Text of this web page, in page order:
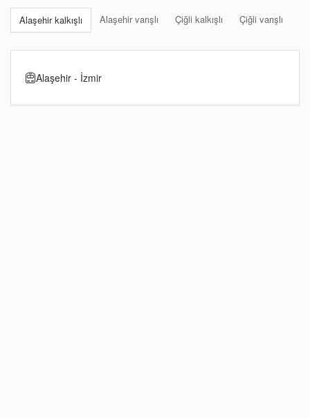
Alaşehir kalkışlı Alaşehir varışlı Çiğli kalkışlı Çiğli varışlı
Alaşehir - İzmir